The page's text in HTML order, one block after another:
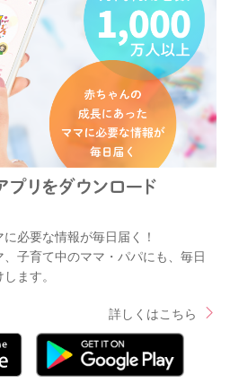
必要な情報が毎日届く！
子育て中のママ・パパにも、毎日
ます。
詳しくはこちら